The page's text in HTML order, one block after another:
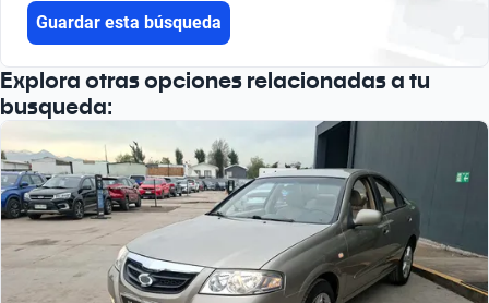
Guardar esta búsqueda
Explora otras opciones relacionadas a tu
busqueda: